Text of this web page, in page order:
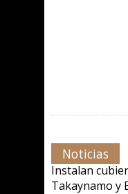
Noticias
Instalan
Takaynamo y